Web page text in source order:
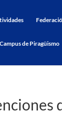
Campus de Piragüismo